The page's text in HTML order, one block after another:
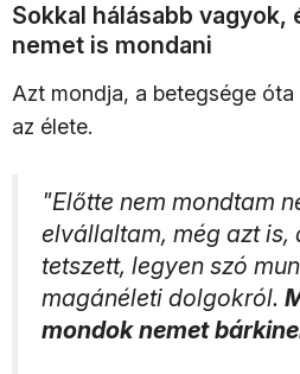
Sokkal hálásabb vagyok,
nemet is mondani
Azt mondja, a betegsége
az élete.
"Előtte nem mondtam
elvállaltam, még azt is,
tetszett, legyen szó
magánéleti dolgokról.
mondok nemet